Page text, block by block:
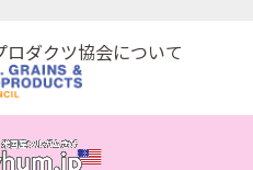
ダクツ協会について